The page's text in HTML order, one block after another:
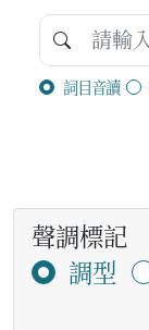
詞目音讀
聲調標記
調型